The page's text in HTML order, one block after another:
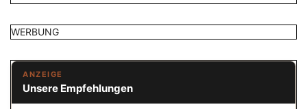
WERBUNG
ANZEIGE
Unsere Empfehlungen